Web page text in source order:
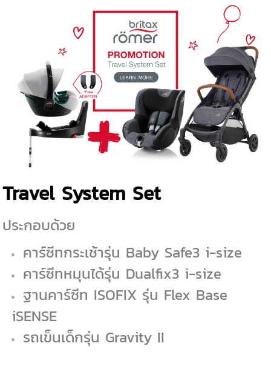
Travel System Set
ประกอบด้วย
คาร์ซีทกระเช้ารุ่น Baby Safe3 i-size
คาร์ซีทหมุนได้รุ่น Dualfix3 i-size
ฐานคาร์ซีท ISOFIX รุ่น Flex Base
iSENSE
รถเข็นเด็กรุ่น Gravity II